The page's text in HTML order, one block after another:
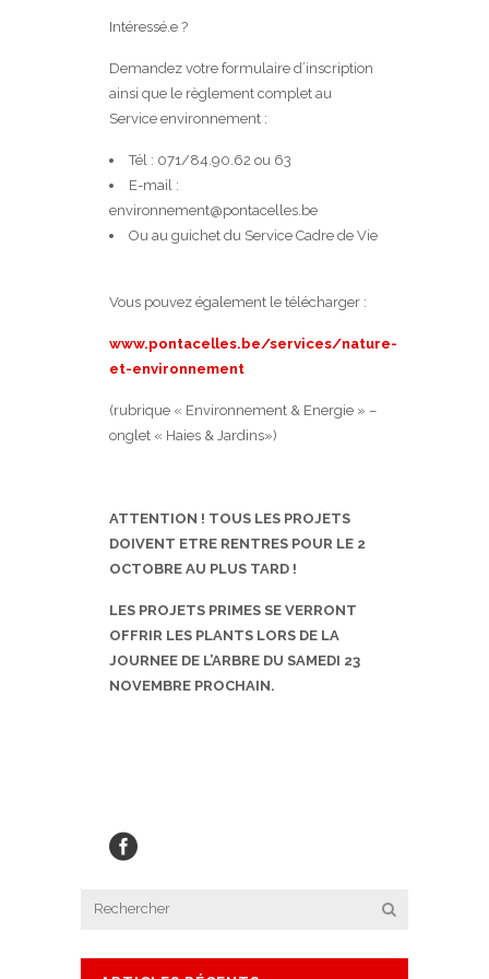
Intéressé.e ?
Demandez votre formulaire d’inscription
ainsi que le règlement complet au
Service environnement :
Tél : 071/84.90.62 ou 63
E-mail :
environnement@pontacelles.be
Ou au guichet du Service Cadre de Vie
Vous pouvez également le télécharger :
www.pontacelles.be/services/nature-
et-environnement
(rubrique « Environnement & Energie » –
onglet « Haies & Jardins»)
ATTENTION ! TOUS LES PROJETS
DOIVENT ETRE RENTRES POUR LE 2
OCTOBRE AU PLUS TARD !
LES PROJETS PRIMES SE VERRONT
OFFRIR LES PLANTS LORS DE LA
JOURNEE DE L’ARBRE DU SAMEDI 23
NOVEMBRE PROCHAIN.